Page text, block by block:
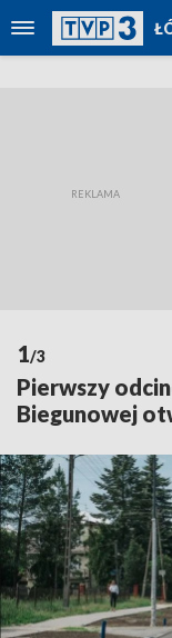
1/3
Pierwszy
Biegunowej